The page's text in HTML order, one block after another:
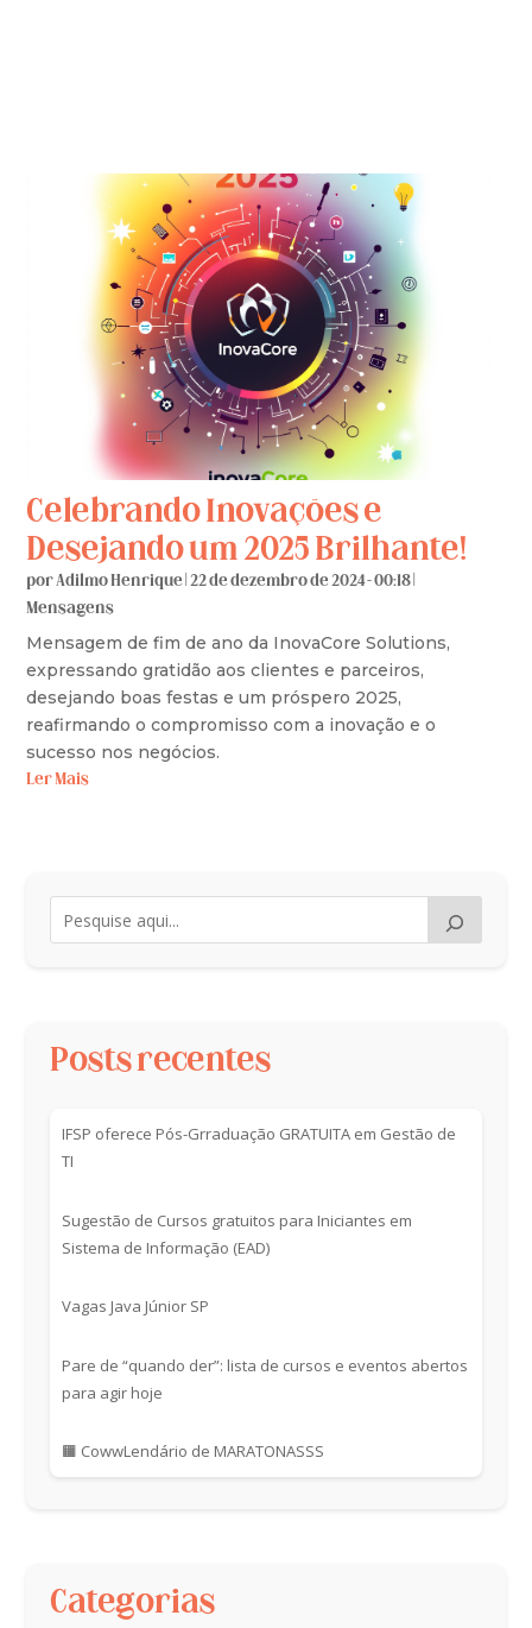
Celebrando Inovações e
Desejando um 2025 Brilhante!
porAdilmo Henrique |22 de dezembro de 2024 - 00:18
Mensagens
Mensagem de fim de ano da InovaCore Solutions,
expressando gratidão aos clientes e parceiros,
desejando boas festas e um próspero 2025,
reafirmando o compromisso com a inovação e o
sucesso nos negócios.
Ler Mais
Posts recentes
IFSP oferece Pós-Grraduação GRATUITA em Gestão de
TI
Sugestão de Cursos gratuitos para Iniciantes em
Sistema de Informação (EAD)
Vagas Java Júnior SP
Pare de “quando der”: lista de cursos e eventos abertos
para agir hoje
🟧 CowwLendário de MARATONASSS
Categorias